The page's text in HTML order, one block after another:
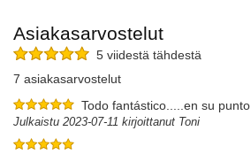
Asiakasarvostelut
5 viidestä tähdestä
7 asiakasarvostelut
Todo fantástico.....en su punto
Julkaistu 2023-07-11 kirjoittanut Toni